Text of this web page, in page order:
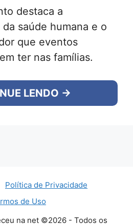
destaca a
saúde humana e o
que eventos
ter nas famílias.
LENDO →
Política de Privacidade
de Uso
na net ©2026 - Todos os